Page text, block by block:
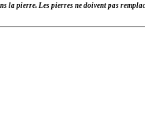
la pierre. Les pierres ne doivent pas